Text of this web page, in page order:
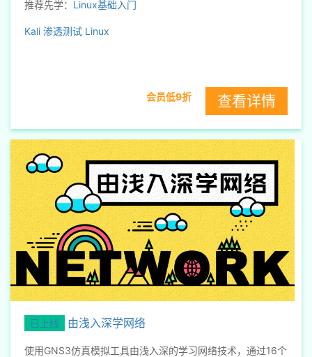
推荐先学： Linux基础入门
Kali 渗透测试 Linux
会员低9折 查看详情
已上线 由浅入深学网络
使用GNS3仿真模拟工具由浅入深的学习网络技术，通过16个